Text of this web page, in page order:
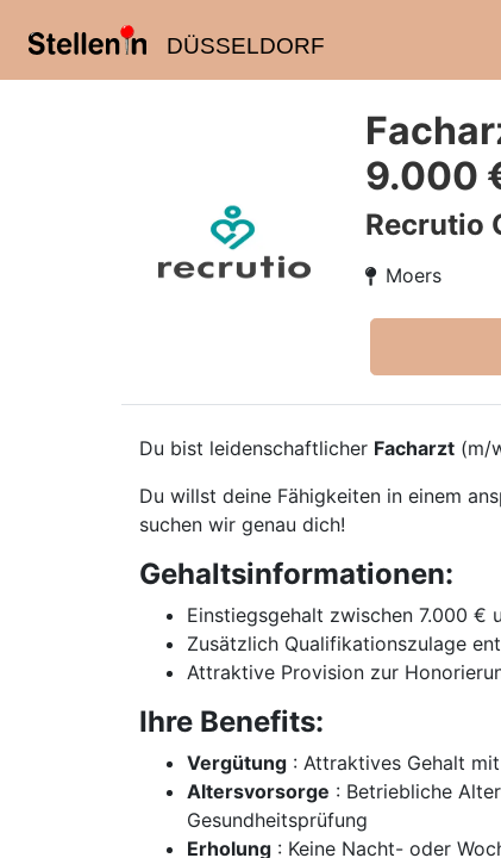
DÜSSELDORF
9.000
Recrutio
Moers
Du bist leidenschaftlicher Facharzt (m/
Du willst deine Fähigkeiten in einem
suchen wir genau dich!
Gehaltsinformationen:
Einstiegsgehalt zwischen 7.000
Zusätzlich Qualifikationszulage
Attraktive Provision zur
Ihre Benefits:
Vergütung : Attraktives Gehalt
Altersvorsorge : Betriebliche
Gesundheitsprüfung
Erholung : Keine Nacht- oder